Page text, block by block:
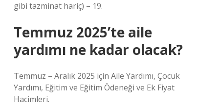
gibi tazminat hariç) – 19.
Temmuz 2025’te aile
yardımı ne kadar olacak?
Temmuz – Aralık 2025 için Aile Yardımı, Çocuk
Yardımı, Eğitim ve Eğitim Ödeneği ve Ek Fiyat
Hacimleri.